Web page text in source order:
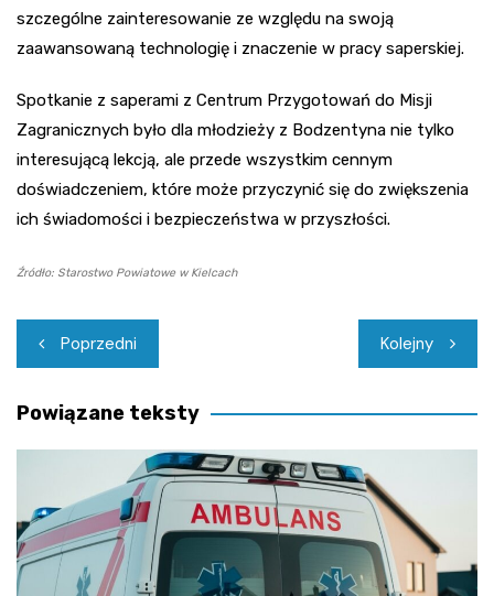
szczególne zainteresowanie ze względu na swoją
zaawansowaną technologię i znaczenie w pracy saperskiej.
Spotkanie z saperami z Centrum Przygotowań do Misji
Zagranicznych było dla młodzieży z Bodzentyna nie tylko
interesującą lekcją, ale przede wszystkim cennym
doświadczeniem, które może przyczynić się do zwiększenia
ich świadomości i bezpieczeństwa w przyszłości.
Źródło: Starostwo Powiatowe w Kielcach
Nawigacja
wpisu
Poprzedni Kolejny
Powiązane teksty